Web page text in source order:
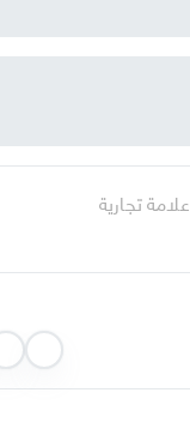
علامة تجارية